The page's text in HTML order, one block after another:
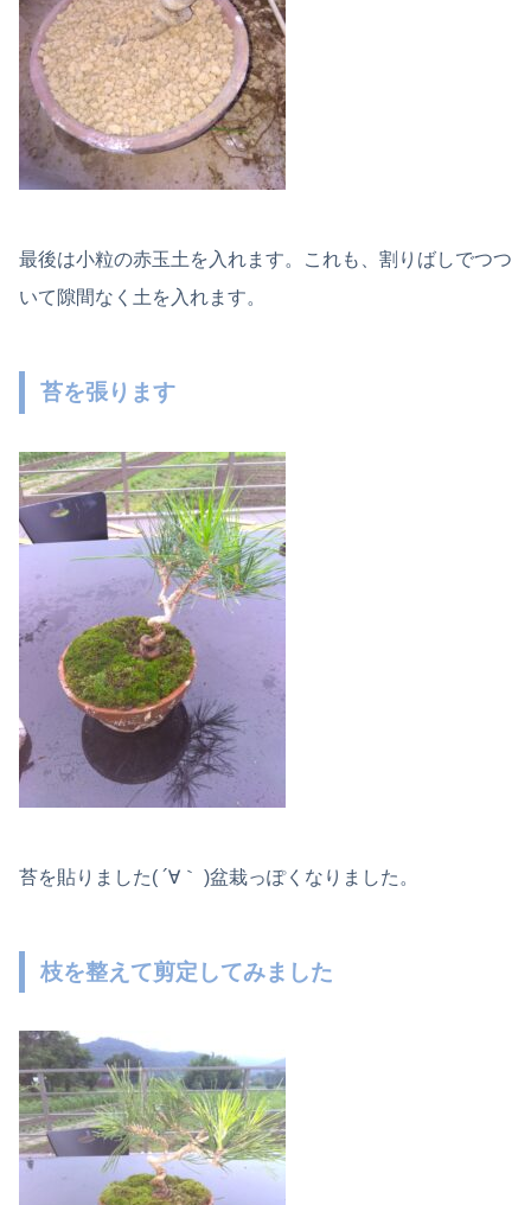
最後は小粒の赤玉土を入れます。これも、割りばしでつつ
いて隙間なく土を入れます。
苔を張ります
苔を貼りました( ´∀｀ )盆栽っぽくなりました。
枝を整えて剪定してみました